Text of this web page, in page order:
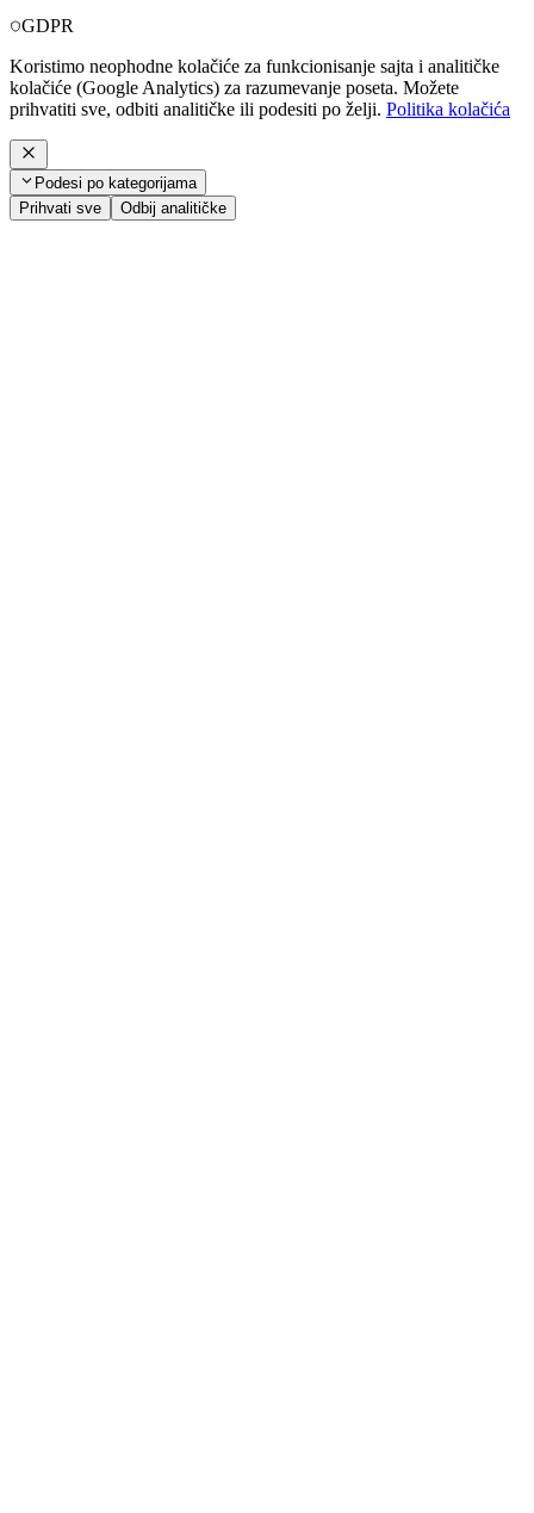
GDPR
Koristimo neophodne kolačiće za funkcionisanje sajta i analitičke
kolačiće (Google Analytics) za razumevanje poseta. Možete
prihvatiti sve, odbiti analitičke ili podesiti po želji. Politika kolačića
Podesi po kategorijama
Prihvati sve
Odbij analitičke